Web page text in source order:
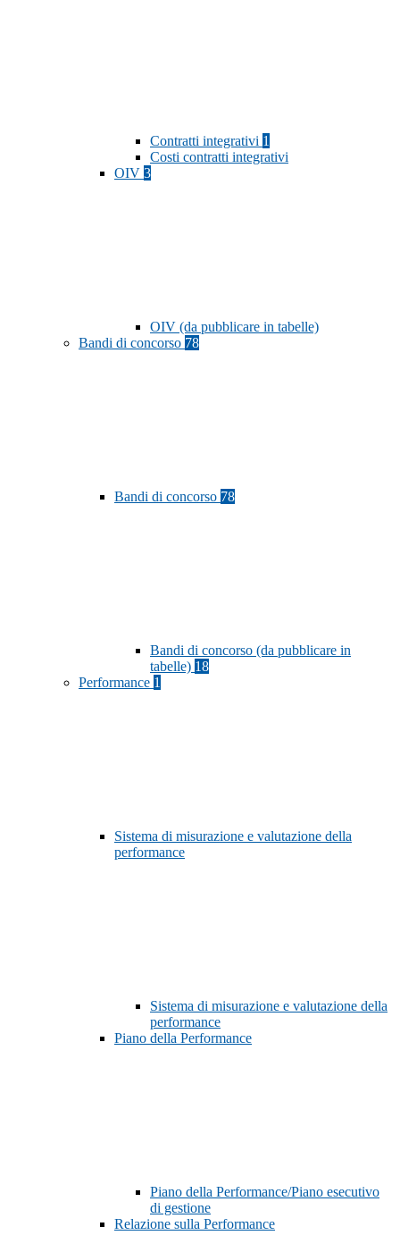
Contratti integrativi 1
Costi contratti integrativi
OIV 3
OIV (da pubblicare in tabelle)
Bandi di concorso 78
Bandi di concorso 78
Bandi di concorso (da pubblicare in
tabelle) 18
Performance 1
Sistema di misurazione e valutazione della
performance
Sistema di misurazione e valutazione della
performance
Piano della Performance
Piano della Performance/Piano esecutivo
di gestione
Relazione sulla Performance